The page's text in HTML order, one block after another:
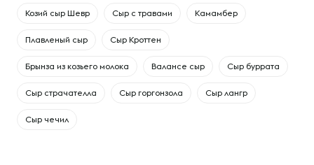
Козий сыр Шевр Сыр с травами Камамбер
Плавленый сыр Сыр Кроттен
Брынза из козьего молока Валансе сыр Сыр буррата
Сыр страчателла Сыр горгонзола Сыр лангр
Сыр чечил